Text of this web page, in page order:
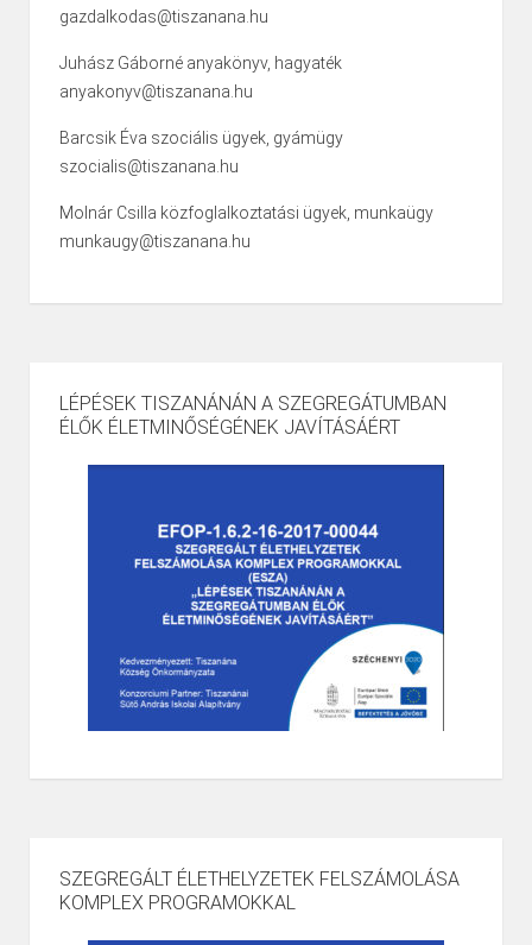
gazdalkodas@tiszanana.hu
Juhász Gáborné anyakönyv, hagyaték
anyakonyv@tiszanana.hu
Barcsik Éva szociális ügyek, gyámügy
szocialis@tiszanana.hu
Molnár Csilla közfoglalkoztatási ügyek, munkaügy
munkaugy@tiszanana.hu
LÉPÉSEK TISZANÁNÁN A SZEGREGÁTUMBAN
ÉLŐK ÉLETMINŐSÉGÉNEK JAVÍTÁSÁÉRT
SZEGREGÁLT ÉLETHELYZETEK FELSZÁMOLÁSA
KOMPLEX PROGRAMOKKAL